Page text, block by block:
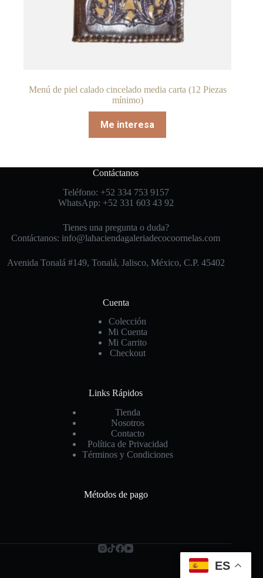
Menú de piel calado cincelado media carta (12 Piezas
mínimo)
Me interesa
Contáctanos
Teléfono: +52 334 753 9157
WhatsApp: +52 331 603 43 92
Tienes una pregunta o duda?
Contáctanos: info@lahaciendagaleriadecocoornelas.com
Avenida Tonalá #149, Tonalá, Jalisco, México, C.P. 45402
Cuenta
Colección
Mi Cuenta
Mi Carrito
Checkout
Links Rápidos
Tienda
Nosotros
Contacto
Política de Privacidad
Términos y Condiciones
Métodos de pago
ES